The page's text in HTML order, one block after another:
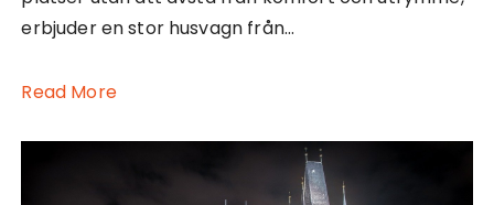
erbjuder en stor husvagn från…
Read More